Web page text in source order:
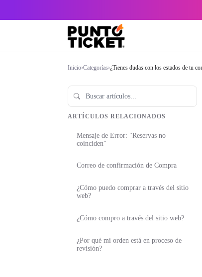
Inicio›Categorías›¿Tienes dudas con los estados de tu
ARTÍCULOS RELACIONADOS
Mensaje de Error: "Reservas no
coinciden"
Correo de confirmación de Compra
¿Cómo puedo comprar a través del sitio
web?
¿Cómo compro a través del sitio web?
¿Por qué mi orden está en proceso de
revisión?